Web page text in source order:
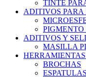
TINTE
ADITIVOS PARA
ADITIVOS Y
MASILLA
BROCHAS
ESPATULAS